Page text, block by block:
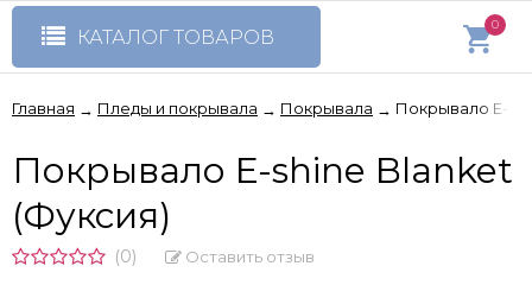
КАТАЛОГ ТОВАРОВ
0
Главная → Пледы и покрывала → Покрывала → Покрывало E-
Покрывало E-shine Blanket
(Фуксия)
(0) Оставить отзыв